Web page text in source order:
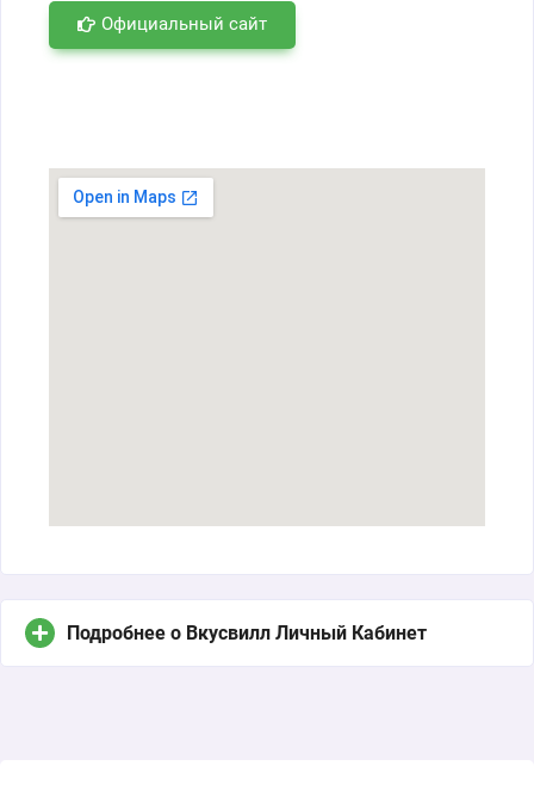
Официальный сайт
Подробнее о Вкусвилл Личный Кабинет